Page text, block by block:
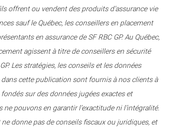
offrent ou vendent des produits d’assurance vie
sauf le Québec, les conseillers en placement
en assurance de SF RBC GP. Au Québec,
agissent à titre de conseillers en sécurité
Les stratégies, les conseils et les données
cette publication sont fournis à nos clients à
sur des données jugées exactes et
pouvons en garantir l’exactitude ni l’intégralité.
donne pas de conseils fiscaux ou juridiques, et